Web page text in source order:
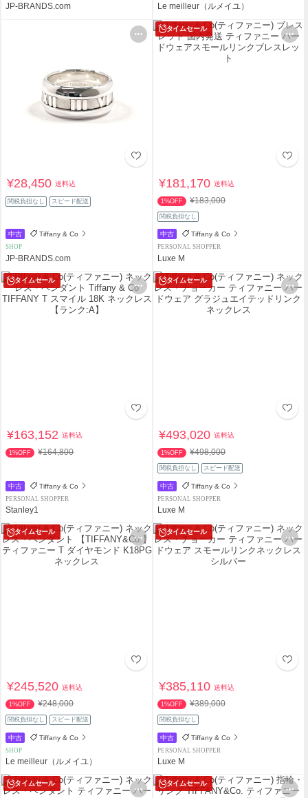
JP-BRANDS.com Le meilleur（ルメイユ）
¥28,450送料込
関税負担なし スピード配送
中古 Tiffany & Co
SHOP
JP-BRANDS.com
タイムセール
¥181,170送料込
1%OFF ¥183,000
関税負担なし
中古 Tiffany & Co
PERSONAL SHOPPER
Luxe M
タイムセール
¥163,152送料込
1%OFF ¥164,800
中古 Tiffany & Co
PERSONAL SHOPPER
Stanley1
タイムセール
¥493,020送料込
1%OFF ¥498,000
関税負担なし スピード配送
中古 Tiffany & Co
PERSONAL SHOPPER
Luxe M
タイムセール
¥245,520送料込
1%OFF ¥248,000
関税負担なし スピード配送
中古 Tiffany & Co
SHOP
Le meilleur（ルメイユ）
タイムセール
¥385,110送料込
1%OFF ¥389,000
関税負担なし
中古 Tiffany & Co
PERSONAL SHOPPER
Luxe M
タイムセール タイムセール